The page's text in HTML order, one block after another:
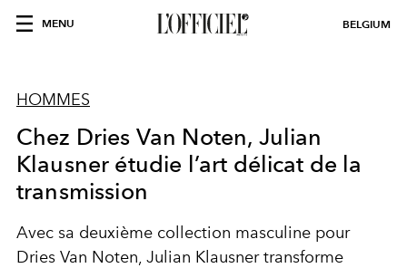
MENU BELGIUM
HOMMES
Chez Dries Van Noten, Julian
Klausner étudie l’art délicat de la
transmission
Avec sa deuxième collection masculine pour
Dries Van Noten, Julian Klausner transforme